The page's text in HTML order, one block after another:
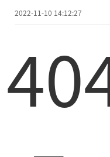
2022-11-10 14:12:27